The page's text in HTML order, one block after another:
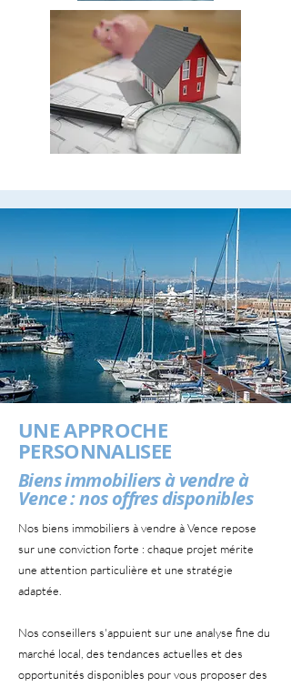
UNE APPROCHE
PERSONNALISEE
Biens immobiliers à vendre à
Vence : nos offres disponibles
Nos biens immobiliers à vendre à Vence repose
sur une conviction forte : chaque projet mérite
une attention particulière et une stratégie
adaptée.
Nos conseillers s'appuient sur une analyse fine du
marché local, des tendances actuelles et des
opportunités disponibles pour vous proposer des